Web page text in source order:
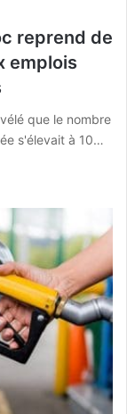
reprend de
emplois
que le nombre
s'élevait à 10…